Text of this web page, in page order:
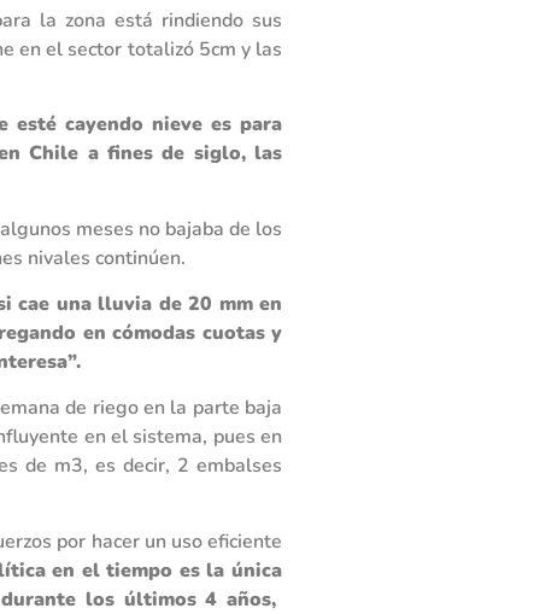
la zona está rindiendo sus
en el sector totalizó 5cm y las
esté cayendo nieve es para
Chile a fines de siglo, las
meses no bajaba de los
nivales continúen.
cae una lluvia de 20 mm en
en cómodas cuotas y
de riego en la parte baja
en el sistema, pues en
de m3, es decir, 2 embalses
por hacer un uso eficiente
en el tiempo es la única
los últimos 4 años,